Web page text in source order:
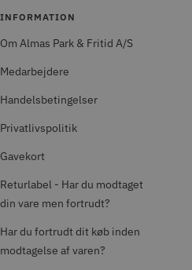
INFORMATION
Om Almas Park & Fritid A/S
Medarbejdere
Handelsbetingelser
Privatlivspolitik
Gavekort
Returlabel - Har du modtaget
din vare men fortrudt?
Har du fortrudt dit køb inden
modtagelse af varen?